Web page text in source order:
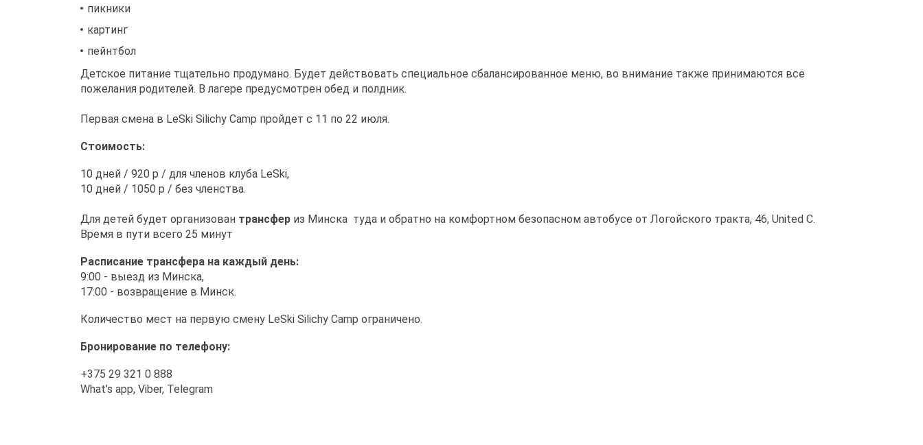
пикники
картинг
пейнтбол
Детское питание тщательно продумано. Будет действовать специальное сбалансированное меню, во внимание также принимаются все
пожелания родителей. В лагере предусмотрен обед и полдник.
Первая смена в LeSki Silichy Camp пройдет с 11 по 22 июля.
Стоимость:
10 дней / 920 р / для членов клуба LeSki,
10 дней / 1050 р / без членства.
Для детей будет организован трансфер из Минска туда и обратно на комфортном безопасном автобусе от Логойского тракта, 46, United C.
Время в пути всего 25 минут
Расписание трансфера на каждый день:
9:00 - выезд из Минска,
17:00 - возвращение в Минск.
Количество мест на первую смену LeSki Silichy Camp ограничено.
Бронирование по телефону:
+375 29 321 0 888
What’s app, Viber, Telegram